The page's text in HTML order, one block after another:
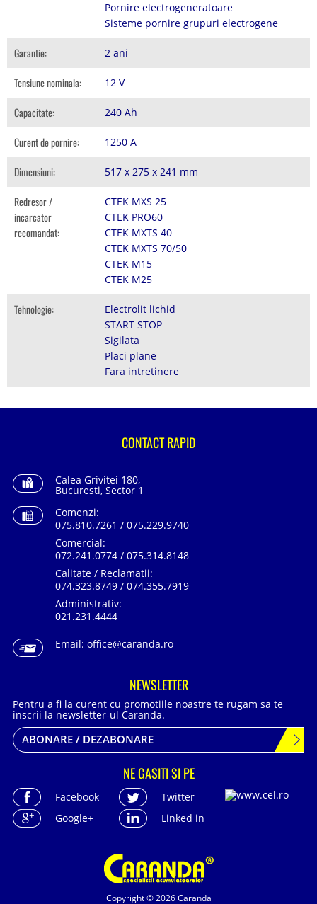
Pornire electrogeneratoare
Sisteme pornire grupuri electrogene
Garantie: 2 ani
Tensiune nominala: 12 V
Capacitate: 240 Ah
Curent de pornire: 1250 A
Dimensiuni: 517 x 275 x 241 mm
Redresor /
incarcator
recomandat:
CTEK MXS 25
CTEK PRO60
CTEK MXTS 40
CTEK MXTS 70/50
CTEK M15
CTEK M25
Tehnologie:
Electrolit lichid
START STOP
Sigilata
Placi plane
Fara intretinere
Copyright © 2026 Caranda
CONTACT RAPID
Calea Grivitei 180,
Bucuresti, Sector 1
Comenzi:
075.810.7261 / 075.229.9740
Comercial:
072.241.0774 / 075.314.8148
Calitate / Reclamatii:
074.323.8749 / 074.355.7919
Administrativ:
021.231.4444
Email: office@caranda.ro
NEWSLETTER
Pentru a fi la curent cu promotiile noastre te rugam sa te
inscrii la newsletter-ul Caranda.
ABONARE / DEZABONARE
NE GASITI SI PE
Facebook
Twitter
Google+
Linked in